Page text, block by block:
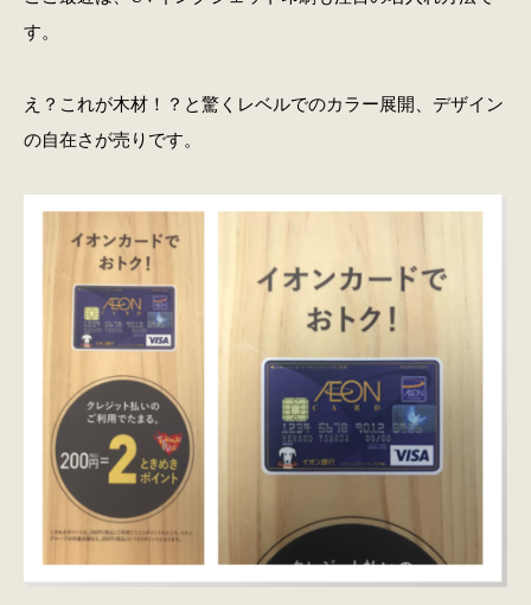
す。
え？これが木材！？と驚くレベルでのカラー展開、デザイン
の自在さが売りです。